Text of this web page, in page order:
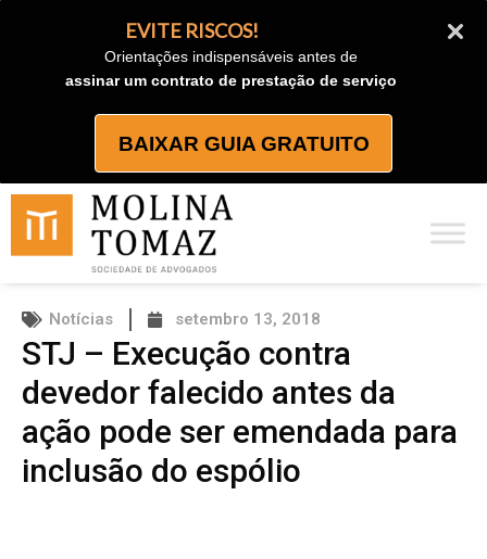
EVITE RISCOS!
Orientações indispensáveis antes de
assinar um contrato de prestação de serviço
BAIXAR GUIA GRATUITO
Notícias setembro 13, 2018
STJ – Execução contra
devedor falecido antes da
ação pode ser emendada para
inclusão do espólio